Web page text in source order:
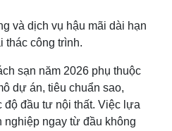
và dịch vụ hậu mãi dài hạn
thác công trình.
sạn năm 2026 phụ thuộc
dự án, tiêu chuẩn sao,
độ đầu tư nội thất. Việc lựa
nghiệp ngay từ đầu không